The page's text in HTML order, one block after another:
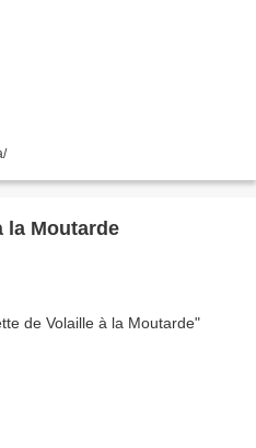
la Moutarde